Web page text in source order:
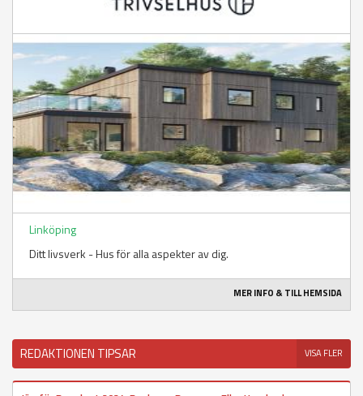
Linköping
Ditt livsverk - Hus för alla aspekter av dig.
MER INFO & TILL HEMSIDA
REDAKTIONEN TIPSAR VISA FLER